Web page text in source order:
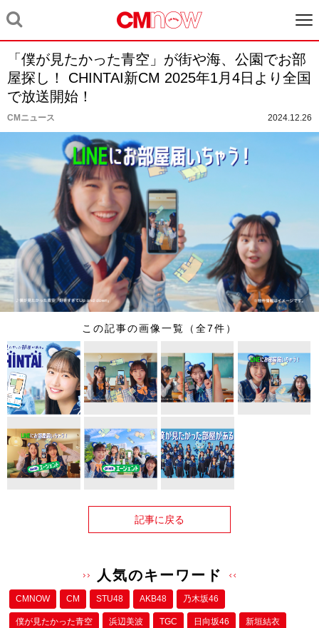
「僕が見たかった青空」が街や海、公園でお部
屋探し！ CHINTAI新CM 2025年1月4日より全国
で放送開始！
CMニュース 2024.12.26
この記事の画像一覧（全7件）
記事に戻る
人気のキーワード
CMNOW CM STU48 AKB48 乃木坂46
僕が⾒たかった⻘空 浜辺美波 TGC 日向坂46 新垣結衣